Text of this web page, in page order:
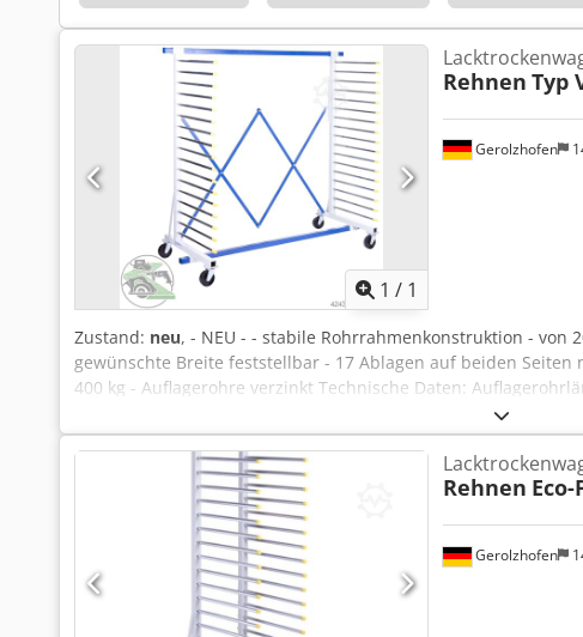
1 / 1
Gerolzhofen
Rehnen Typ
Zustand: neu, - NEU - - stabile Rohrrahmenkonstruktion - von
gewünschte Breite feststellbar - 17 Ablagen auf beiden Seiten
400 kg - Auflagerohre verzinkt Technische Daten:
Lichtes Zwischenmaß der Rohre: 60 mm Chjdpfxevwfvme
mm Höhe: 1855 mm Art.-Nr. 13-03000001
Gerolzhofen
Rehnen Eco-